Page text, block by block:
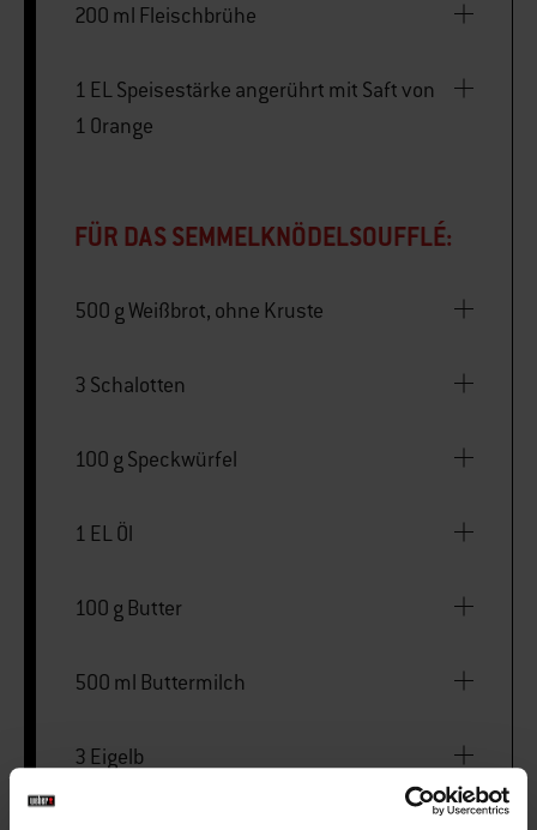
200 ml Fleischbrühe
1 EL Speisestärke angerührt mit Saft von
1 Orange
FÜR DAS SEMMELKNÖDELSOUFFLÉ:
500 g Weißbrot, ohne Kruste
3 Schalotten
100 g Speckwürfel
1 EL Öl
100 g Butter
500 ml Buttermilch
3 Eigelb